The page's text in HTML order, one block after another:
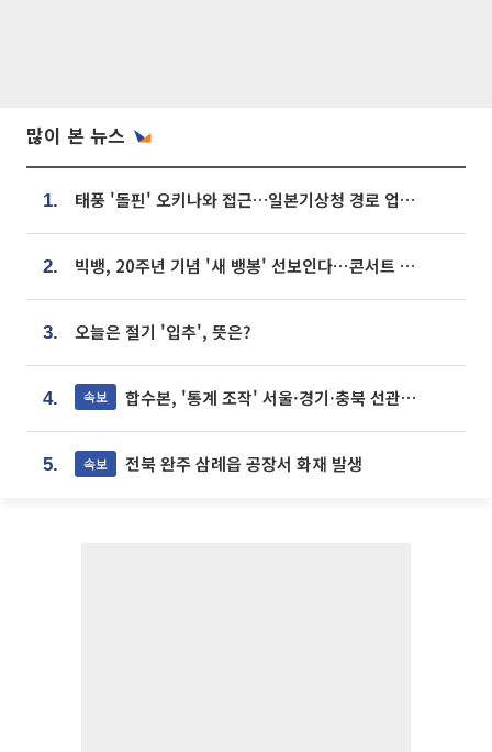
많이 본 뉴스
1. 태풍 '돌핀' 오키나와 접근…일본기상청 경로 업데이트
2. 빅뱅, 20주년 기념 '새 뱅봉' 선보인다⋯콘서트 앞두고 팝업 개최
3. 오늘은 절기 '입추', 뜻은?
4. 속보 합수본, '통계 조작' 서울·경기·충북 선관위 등 추가 압수수색
5. 속보 전북 완주 삼례읍 공장서 화재 발생